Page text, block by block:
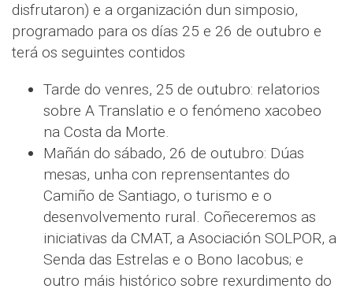
disfrutaron) e a organización dun simposio,
programado para os días 25 e 26 de outubro e
terá os seguintes contidos
Tarde do venres, 25 de outubro: relatorios
sobre A Translatio e o fenómeno xacobeo
na Costa da Morte.
Mañán do sábado, 26 de outubro: Dúas
mesas, unha con reprensentantes do
Camiño de Santiago, o turismo e o
desenvolvemento rural. Coñeceremos as
iniciativas da CMAT, a Asociación SOLPOR, a
Senda das Estrelas e o Bono Iacobus; e
outro máis histórico sobre rexurdimento do